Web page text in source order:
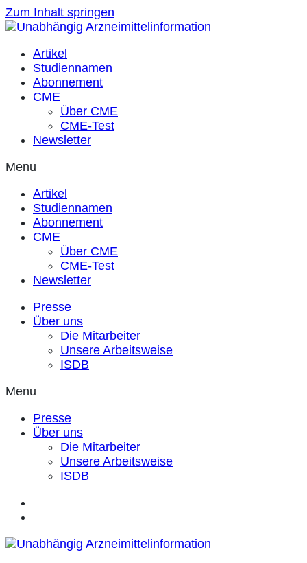
Zum Inhalt springen
Artikel
Studiennamen
Abonnement
CME
Über CME
CME-Test
Newsletter
Menu
Artikel
Studiennamen
Abonnement
CME
Über CME
CME-Test
Newsletter
Presse
Über uns
Die Mitarbeiter
Unsere Arbeitsweise
ISDB
Menu
Presse
Über uns
Die Mitarbeiter
Unsere Arbeitsweise
ISDB